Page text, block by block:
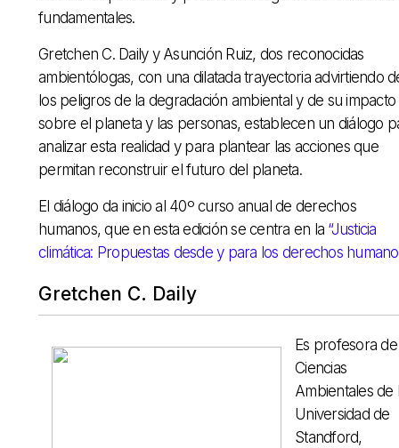
fundamentales.
Gretchen C. Daily y Asunción Ruiz, dos reconocidas
ambientólogas, con una dilatada trayectoria advirtiendo
los peligros de la degradación ambiental y de su impacto
sobre el planeta y las personas, establecen un diálogo
analizar esta realidad y para plantear las acciones que
permitan reconstruir el futuro del planeta.
El diálogo da inicio al 40º curso anual de derechos
humanos, que en esta edición se centra en la “Justicia
climática: Propuestas desde y para los derechos
Gretchen C. Daily
Es profesora de
Ciencias
Ambientales de
Universidad de
Standford,